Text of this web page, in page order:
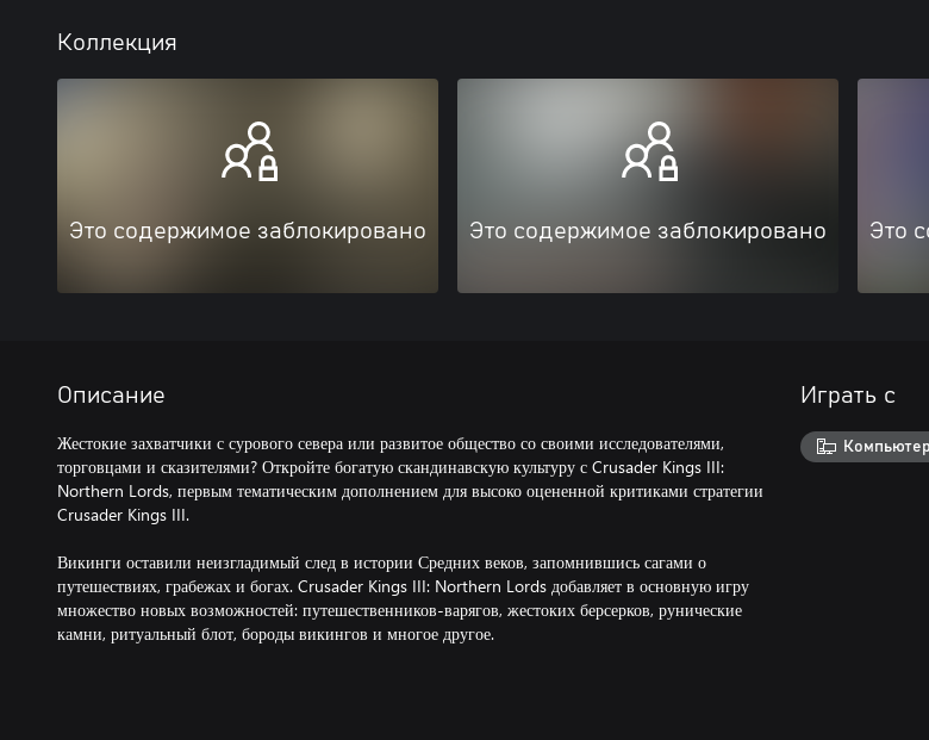
Коллекция
Это содержимое заблокировано Это содержимое заблокировано Это
Описание
Жестокие захватчики с сурового севера или развитое общество со своими исследователями,
торговцами и сказителями? Откройте богатую скандинавскую культуру с Crusader Kings III:
Northern Lords, первым тематическим дополнением для высоко оцененной критиками стратегии
Crusader Kings III.
Викинги оставили неизгладимый след в истории Средних веков, запомнившись сагами о
путешествиях, грабежах и богах. Crusader Kings III: Northern Lords добавляет в основную игру
множество новых возможностей: путешественников-варягов, жестоких берсерков, рунические
камни, ритуальный блот, бороды викингов и многое другое.
Играть с
Компьютер